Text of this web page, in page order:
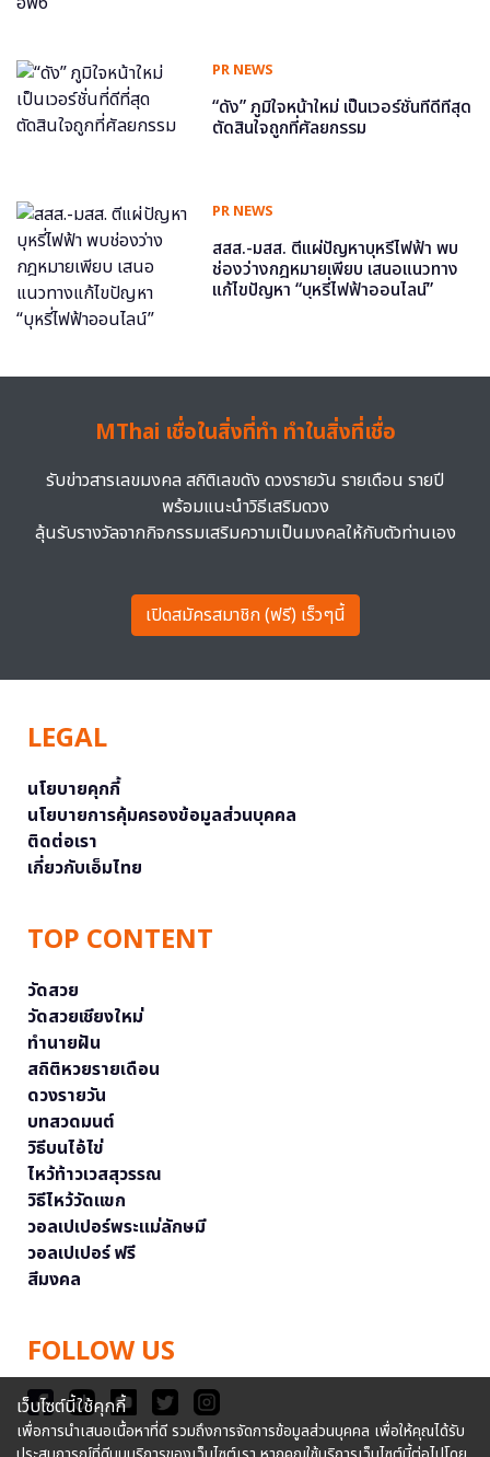
PR NEWS
“ดัง” ภูมิใจหน้าใหม่ เป็นเวอร์ชั่นที่ดีที่สุด
ตัดสินใจถูกที่ศัลยกรรม
PR NEWS
สสส.-มสส. ตีแผ่ปัญหาบุหรี่ไฟฟ้า พบ
ช่องว่างกฎหมายเพียบ เสนอแนวทาง
แก้ไขปัญหา “บุหรี่ไฟฟ้าออนไลน์”
MThai เชื่อในสิ่งที่ทำ ทำในสิ่งที่เชื่อ
รับข่าวสารเลขมงคล สถิติเลขดัง ดวงรายวัน รายเดือน รายปี
พร้อมแนะนำวิธีเสริมดวง
ลุ้นรับรางวัลจากกิจกรรมเสริมความเป็นมงคลให้กับตัวท่านเอง
เปิดสมัครสมาชิก (ฟรี) เร็วๆนี้
LEGAL
นโยบายคุกกี้
นโยบายการคุ้มครองข้อมูลส่วนบุคคล
ติดต่อเรา
เกี่ยวกับเอ็มไทย
TOP CONTENT
วัดสวย
วัดสวยเชียงใหม่
ทำนายฝัน
สถิติหวยรายเดือน
ดวงรายวัน
บทสวดมนต์
วิธีบนไอ้ไข่
ไหว้ท้าวเวสสุวรรณ
วิธีไหว้วัดแขก
วอลเปเปอร์พระแม่ลักษมี
วอลเปเปอร์ ฟรี
สีมงคล
FOLLOW US
เว็บไซต์นี้ใช้คุกกี้
เพื่อการนำเสนอเนื้อหาที่ดี รวมถึงการจัดการข้อมูลส่วนบุคคล เพื่อให้คุณได้รับ